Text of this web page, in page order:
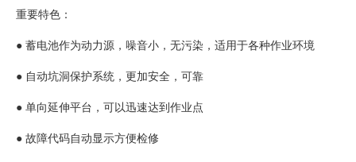
重要特色：
● 蓄电池作为动力源，噪音小，无污染，适用于各种作业环境
● 自动坑洞保护系统，更加安全，可靠
● 单向延伸平台，可以迅速达到作业点
● 故障代码自动显示方便检修